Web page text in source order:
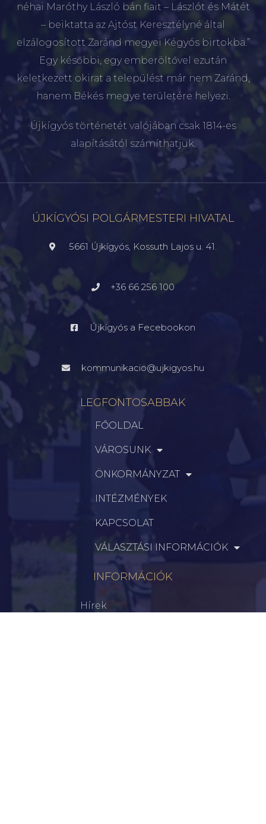
néhai Maróthy László bán fiait – Lászlót és Mátét
– beiktatta az Ajtóst Keresztélyné által
elzálogosított Zaránd megyei Kégyós birtokba.”
Egy későbbi, egy emberöltővel ezután
keletkezett okirat a települést már nem Zaránd,
hanem Békés megye területére helyezi.
Újkígyós történetét valójában csak 1814-es
alapításától számíthatjuk.
ÚJKÍGYÓSI POLGÁRMESTERI HIVATAL
5661 Újkígyós, Kossuth Lajos u. 41.
+36 66 256 100
Újkígyós a Fecebookon
kommunikacio@ujkigyos.hu
LEGFONTOSABBAK
FŐOLDAL
VÁROSUNK
ÖNKORMÁNYZAT
INTÉZMÉNYEK
KAPCSOLAT
VÁLASZTÁSI INFORMÁCIÓK
INFORMÁCIÓK
Hírek